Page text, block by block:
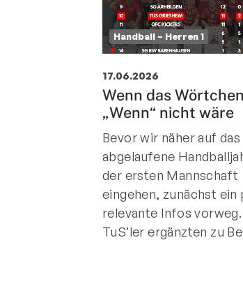
Handball – Herren 1
17.06.2026
Wenn das Wörtchen
„Wenn“ nicht wäre
Bevor wir näher auf das
abgelaufene
ersten Mannschaft
eingehen, zunächst ein
relevante Infos
TuS’ler ergänzten zu